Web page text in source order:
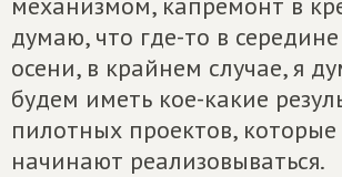
думаю, что где-то в
осени, в крайнем случае, я
будем иметь кое-какие
пилотных проектов, которые
начинают реализовываться.